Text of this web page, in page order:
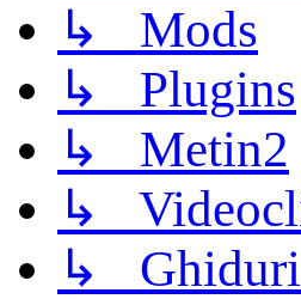
↳ Mods
↳ Plugins
↳ Metin2
↳
↳ Ghiduri